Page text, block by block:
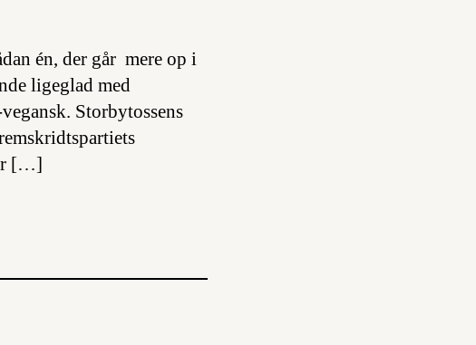
én, der går mere op i
ligeglad med
Storbytossens
[…]